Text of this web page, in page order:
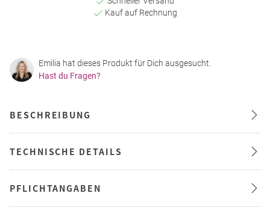
Kauf auf Rechnung
Emilia hat dieses Produkt für Dich ausgesucht.
Hast du Fragen?
BESCHREIBUNG
TECHNISCHE DETAILS
PFLICHTANGABEN